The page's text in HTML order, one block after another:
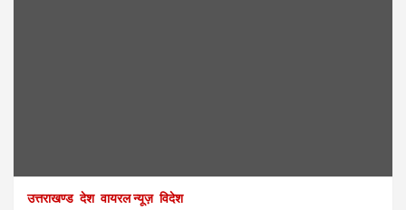
उत्तराखण्ड देश वायरल न्यूज़ विदेश